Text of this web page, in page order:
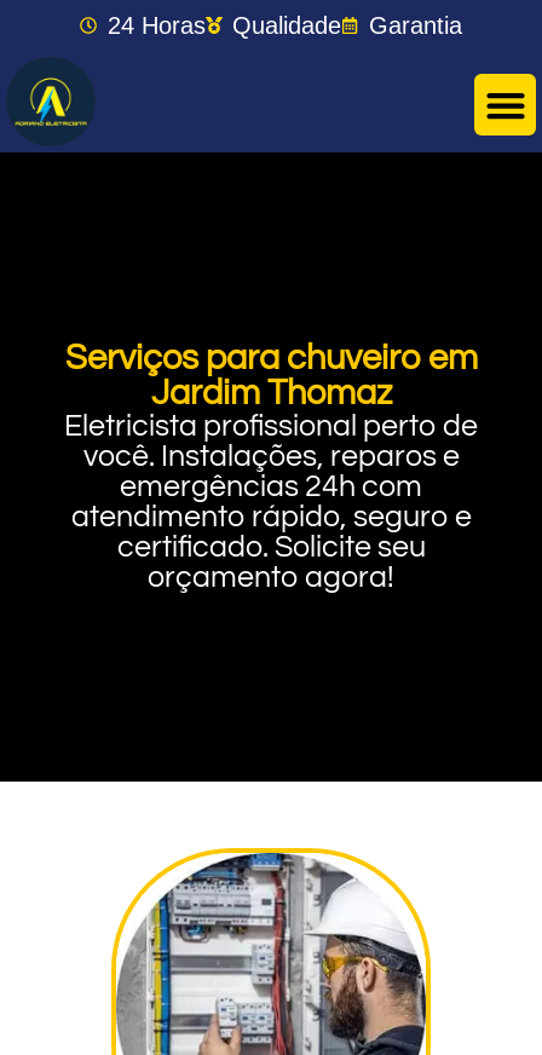
24 Horas Qualidade Garantia
Serviços para chuveiro em
Jardim Thomaz
Eletricista profissional perto de
você. Instalações, reparos e
emergências 24h com
atendimento rápido, seguro e
certificado. Solicite seu
orçamento agora!